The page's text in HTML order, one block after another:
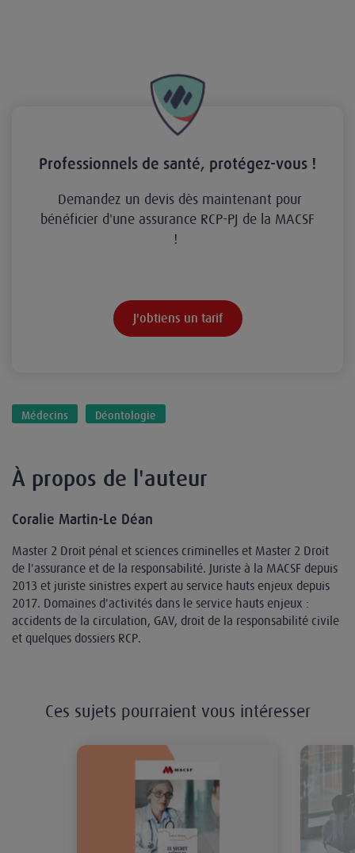
Professionnels de santé, protégez-vous !
Demandez un devis dès maintenant pour
bénéficier d'une assurance RCP-PJ de la MACSF
!
J'obtiens un tarif
Médecins Déontologie
À propos de l'auteur
Coralie Martin-Le Déan
Master 2 Droit pénal et sciences criminelles et Master 2 Droit
de l'assurance et de la responsabilité. Juriste à la MACSF depuis
2013 et juriste sinistres expert au service hauts enjeux depuis
2017. Domaines d'activités dans le service hauts enjeux :
accidents de la circulation, GAV, droit de la responsabilité civile
et quelques dossiers RCP.
Ces sujets pourraient vous intéresser
Livre blanc : le secret médical